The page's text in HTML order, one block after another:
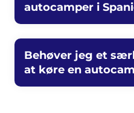
autocamper i
Behøver jeg et
at køre en